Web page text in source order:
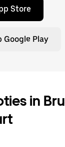
Store
Google Play
in